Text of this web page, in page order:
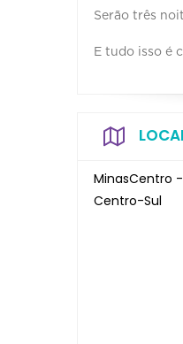
Serão três
E tudo isso é
MinasCentro
Centro-Sul